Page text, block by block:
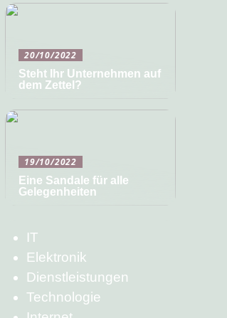
20/10/2022
Steht Ihr Unternehmen auf
dem Zettel?
19/10/2022
Eine Sandale für alle
Gelegenheiten
IT
Elektronik
Dienstleistungen
Technologie